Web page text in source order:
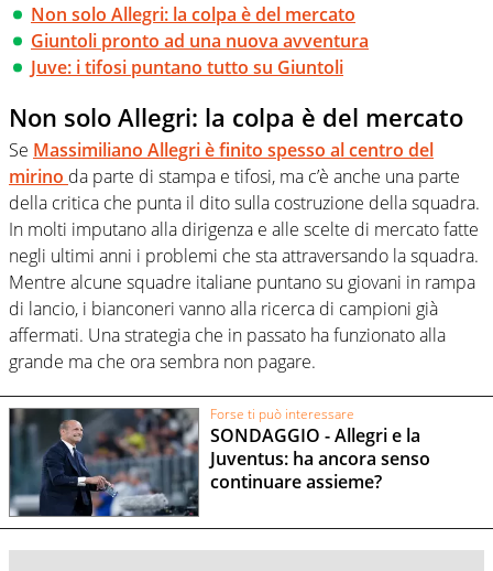
Non solo Allegri: la colpa è del mercato
Giuntoli pronto ad una nuova avventura
Juve: i tifosi puntano tutto su Giuntoli
Non solo Allegri: la colpa è del mercato
Se Massimiliano Allegri è finito spesso al centro del
mirino da parte di stampa e tifosi, ma c’è anche una parte
della critica che punta il dito sulla costruzione della squadra.
In molti imputano alla dirigenza e alle scelte di mercato fatte
negli ultimi anni i problemi che sta attraversando la squadra.
Mentre alcune squadre italiane puntano su giovani in rampa
di lancio, i bianconeri vanno alla ricerca di campioni già
affermati. Una strategia che in passato ha funzionato alla
grande ma che ora sembra non pagare.
Forse ti può interessare
SONDAGGIO - Allegri e la
Juventus: ha ancora senso
continuare assieme?